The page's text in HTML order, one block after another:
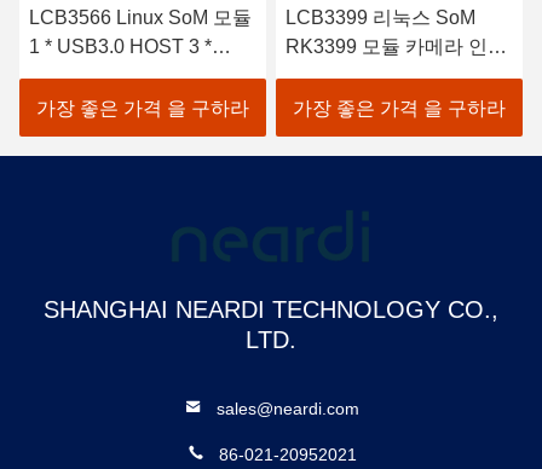
LCB3566 Linux SoM 모듈
1 * USB3.0 HOST 3 *
USB2.0 HOST, 1 *
USB2.0 OTG와 함께 모듈
에 있는 산업 시스템
가장 좋은 가격 을 구하라
LCB3399 리눅스 SoM
RK3399 모듈 카메라 인터
페이스 듀얼 MIPI-CSI 4 레
인
가장 좋은 가격 을 구하라
SHANGHAI NEARDI TECHNOLOGY CO.,
LTD.
sales@neardi.com
86-021-20952021